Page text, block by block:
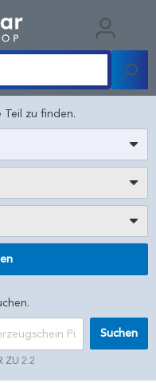
zu finden.
ZU 2.2
Suchen